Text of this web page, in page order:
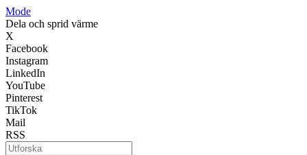
Mode
Dela och sprid värme
X
Facebook
Instagram
LinkedIn
YouTube
Pinterest
TikTok
Mail
RSS